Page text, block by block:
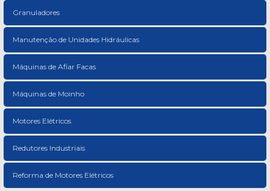
Granuladores
Manutenção de Unidades Hidráulicas
Máquinas de Afiar Facas
Máquinas de Moinho
Motores Elétricos
Redutores Industriais
Reforma de Motores Elétricos